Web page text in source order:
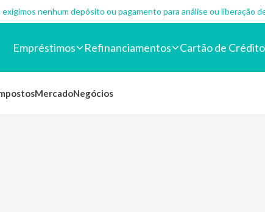
exigimos nenhum depósito ou pagamento para análise ou liberação
Empréstimos Refinanciamentos Cartão de Crédito
MercadoNegócios